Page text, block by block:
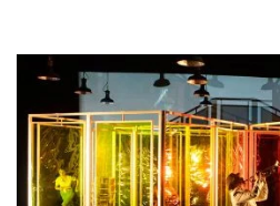
Narcisse et Écho, d’après Ovide,
Marton - Critique sortie Théâtre
Strasbourg - Scène européenne